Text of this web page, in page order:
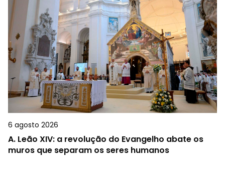
6 agosto 2026
A. Leão XIV: a revolução do Evangelho abate os
muros que separam os seres humanos